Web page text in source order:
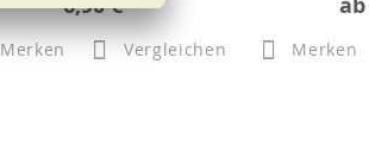
Merken Vergleichen Merken